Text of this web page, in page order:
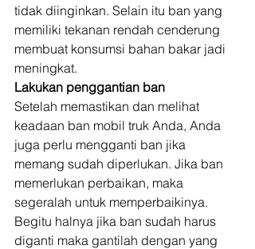
tidak diinginkan. Selain itu ban yang
memiliki tekanan rendah cenderung
membuat konsumsi bahan bakar jadi
meningkat.
Lakukan penggantian ban
Setelah memastikan dan melihat
keadaan ban mobil truk Anda, Anda
juga perlu mengganti ban jika
memang sudah diperlukan. Jika ban
memerlukan perbaikan, maka
segeralah untuk memperbaikinya.
Begitu halnya jika ban sudah harus
diganti maka gantilah dengan yang